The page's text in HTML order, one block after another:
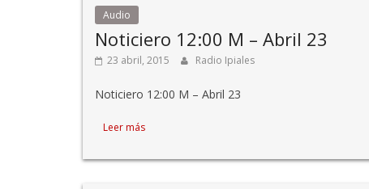
Audio
Noticiero 12:00 M – Abril 23
23 abril, 2015 Radio Ipiales
Noticiero 12:00 M – Abril 23
Leer más